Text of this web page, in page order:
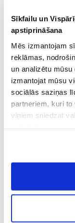
Sīkfailu un
apstiprināšana
Mēs izmantojam
reklāmas,
un analizētu
izmantojat mūsu
sociālās saziņas
partneriem, kuri
viņiem sniedzat
noteikumiem